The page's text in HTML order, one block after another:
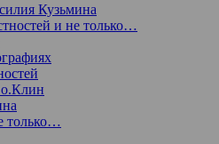
Кузьмина
и не только…
только…